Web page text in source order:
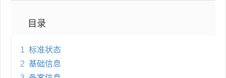
目录
1 标准状态
2 基础信息